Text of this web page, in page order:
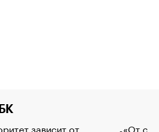
зависит от
«От